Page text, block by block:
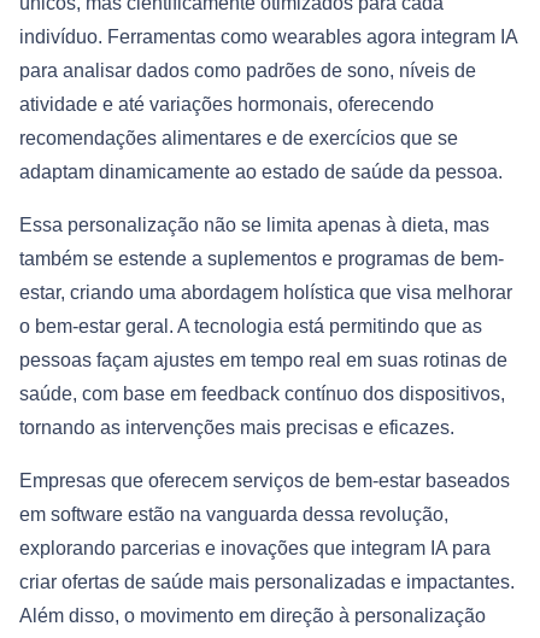
indivíduo. Ferramentas como wearables agora integram IA
para analisar dados como padrões de sono, níveis de
atividade e até variações hormonais, oferecendo
recomendações alimentares e de exercícios que se
adaptam dinamicamente ao estado de saúde da pessoa.
Essa personalização não se limita apenas à dieta, mas
também se estende a suplementos e programas de bem-
estar, criando uma abordagem holística que visa melhorar
o bem-estar geral. A tecnologia está permitindo que as
pessoas façam ajustes em tempo real em suas rotinas de
saúde, com base em feedback contínuo dos dispositivos,
tornando as intervenções mais precisas e eficazes.
Empresas que oferecem serviços de bem-estar baseados
em software estão na vanguarda dessa revolução,
explorando parcerias e inovações que integram IA para
criar ofertas de saúde mais personalizadas e impactantes​.
Além disso, o movimento em direção à personalização